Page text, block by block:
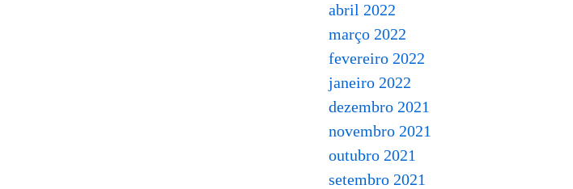
abril 2022
março 2022
fevereiro 2022
janeiro 2022
dezembro 2021
novembro 2021
outubro 2021
setembro 2021